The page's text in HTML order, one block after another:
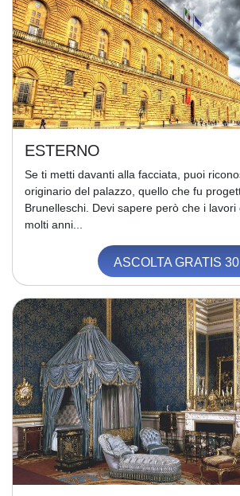
ESTERNO
Se ti metti davanti alla facciata, puoi
originario del palazzo, quello che fu
Brunelleschi. Devi sapere però che i
molti anni...
ASCOLTA GRATIS